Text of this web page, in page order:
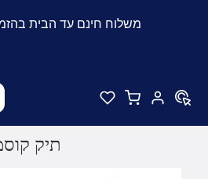
משלוח חינם עד הבית בהזמנה
תיק